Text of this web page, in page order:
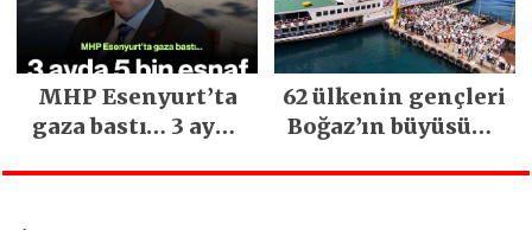
MHP Esenyurt’ta
gaza bastı… 3 ayda
edildi
62 ülkenin gençleri
Boğaz’ın büyüsüne